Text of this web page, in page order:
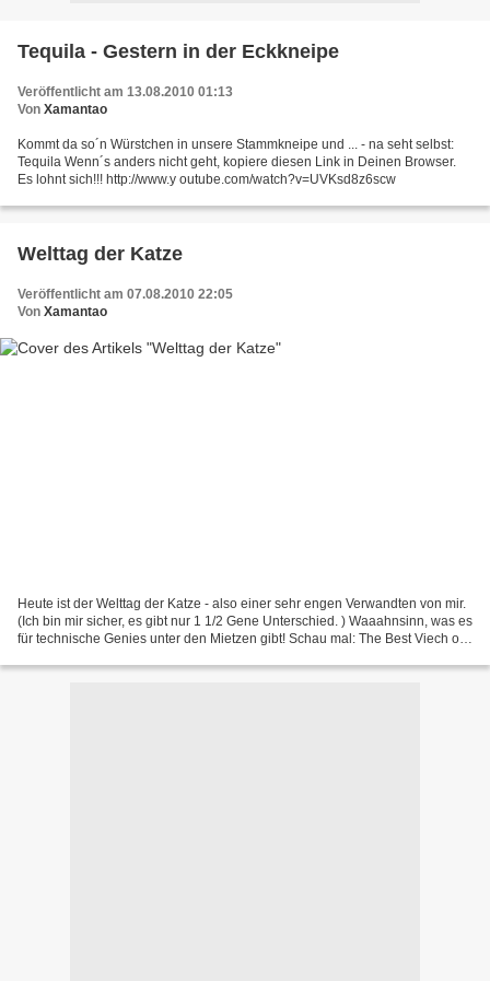
Tequila - Gestern in der Eckkneipe
Veröffentlicht am 13.08.2010 01:13
Von Xamantao
Kommt da so´n Würstchen in unsere Stammkneipe und ... - na seht selbst:
Tequila Wenn´s anders nicht geht, kopiere diesen Link in Deinen Browser.
Es lohnt sich!!! http://www.y outube.com/watch?v=UVKsd8z6scw
Welttag der Katze
Veröffentlicht am 07.08.2010 22:05
Von Xamantao
Heute ist der Welttag der Katze - also einer sehr engen Verwandten von mir.
(Ich bin mir sicher, es gibt nur 1 1/2 Gene Unterschied. ) Waaahnsinn, was es
für technische Genies unter den Mietzen gibt! Schau mal: The Best Viech of